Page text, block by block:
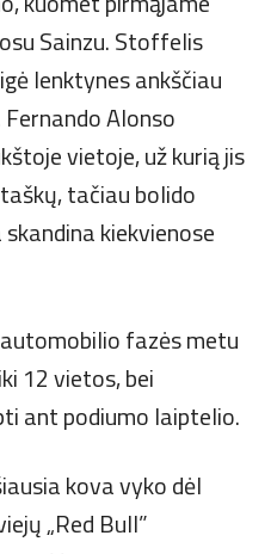
Sainzu. Stoffelis
lenktynes ankščiau
Alonso
vietoje, už kurią jis
tačiau bolido
kiekvienose
fazės metu
12 vietos, bei
ant podiumo laiptelio.
kova vyko dėl
„Red Bull”